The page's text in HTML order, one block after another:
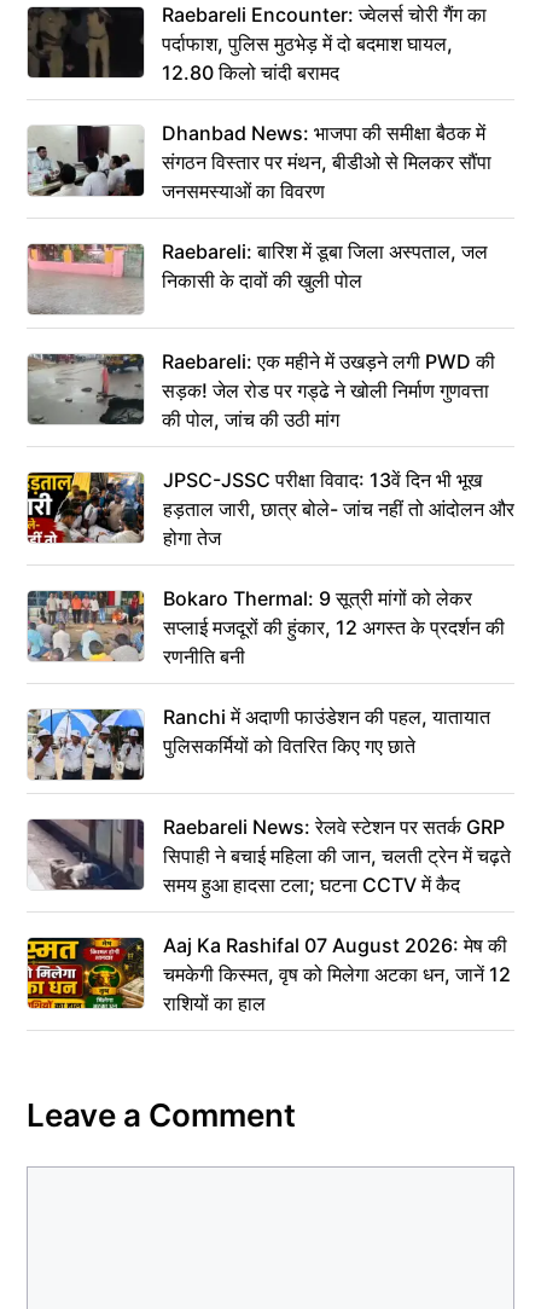
Raebareli Encounter: ज्वेलर्स चोरी गैंग का
पर्दाफाश, पुलिस मुठभेड़ में दो बदमाश घायल,
12.80 किलो चांदी बरामद
Dhanbad News: भाजपा की समीक्षा बैठक में
संगठन विस्तार पर मंथन, बीडीओ से मिलकर सौंपा
जनसमस्याओं का विवरण
Raebareli: बारिश में डूबा जिला अस्पताल, जल
निकासी के दावों की खुली पोल
Raebareli: एक महीने में उखड़ने लगी PWD की
सड़क! जेल रोड पर गड्ढे ने खोली निर्माण गुणवत्ता
की पोल, जांच की उठी मांग
JPSC-JSSC परीक्षा विवाद: 13वें दिन भी भूख
हड़ताल जारी, छात्र बोले- जांच नहीं तो आंदोलन और
होगा तेज
Bokaro Thermal: 9 सूत्री मांगों को लेकर
सप्लाई मजदूरों की हुंकार, 12 अगस्त के प्रदर्शन की
रणनीति बनी
Ranchi में अदाणी फाउंडेशन की पहल, यातायात
पुलिसकर्मियों को वितरित किए गए छाते
Raebareli News: रेलवे स्टेशन पर सतर्क GRP
सिपाही ने बचाई महिला की जान, चलती ट्रेन में चढ़ते
समय हुआ हादसा टला; घटना CCTV में कैद
Aaj Ka Rashifal 07 August 2026: मेष की
चमकेगी किस्मत, वृष को मिलेगा अटका धन, जानें 12
राशियों का हाल
Leave a Comment